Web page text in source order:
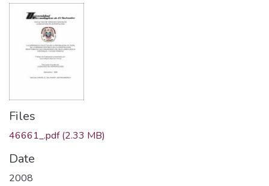
Files
46661_.pdf(2.33 MB)
Date
2008